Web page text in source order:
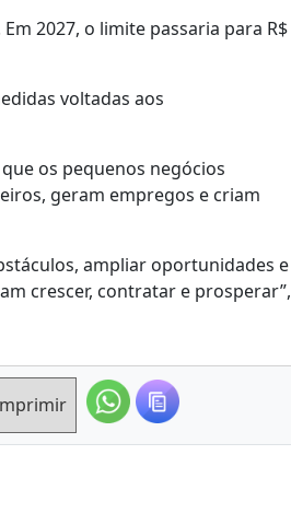
2027, o limite passaria para R$
voltadas aos
os pequenos negócios
geram empregos e criam
ampliar oportunidades e
crescer, contratar e prosperar”,